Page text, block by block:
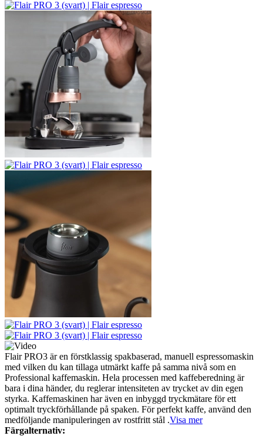
Flair PRO3 är en förstklassig spakbaserad, manuell espressomaskin
med vilken du kan tillaga utmärkt kaffe på samma nivå som en
Professional kaffemaskin. Hela processen med kaffeberedning är
bara i dina händer, du reglerar intensiteten av trycket av din egen
styrka. Kaffemaskinen har även en inbyggd tryckmätare för ett
optimalt tryckförhållande på spaken. För perfekt kaffe, använd den
medföljande manipuleringen av rostfritt stål .Visa mer
Färgalternativ: